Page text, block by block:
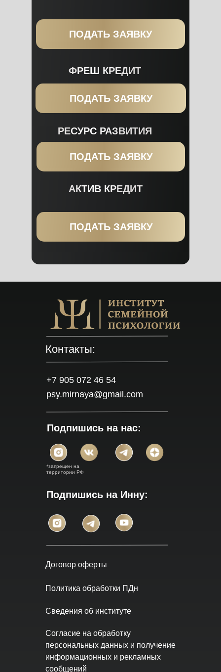
РЕСУРС РАЗВИТИЯ
АКТИВ КРЕДИТ
ФРЕШ КРЕДИТ
ПОДАТЬ ЗАЯВКУ
ПОДАТЬ ЗАЯВКУ
ПОДАТЬ ЗАЯВКУ
ПОДАТЬ ЗАЯВКУ
Контакты:
psy.mirnaya@gmail.com
+7 905 072 46 54
Подпишись на нас:
Подпишись на Инну:
*запрещен на
территории РФ
Договор оферты
Согласие на обработку
персональных данных и получение
информационных и рекламных
сообщений
Политика обработки ПДн
Сведения об институте